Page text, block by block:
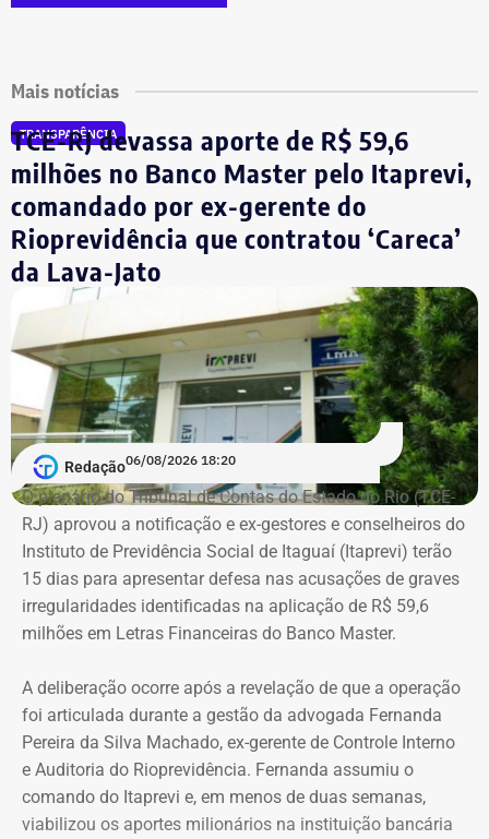
Mais notícias
TRANSPARÊNCIA
TCE-RJ devassa aporte de R$ 59,6
milhões no Banco Master pelo Itaprevi,
comandado por ex-gerente do
Rioprevidência que contratou ‘Careca’
da Lava-Jato
Redação06/08/2026 18:20
O plenário do Tribunal de Contas do Estado do Rio (TCE-
RJ) aprovou a notificação e ex-gestores e conselheiros do
Instituto de Previdência Social de Itaguaí (Itaprevi) terão
15 dias para apresentar defesa nas acusações de graves
irregularidades identificadas na aplicação de R$ 59,6
milhões em Letras Financeiras do Banco Master.
A deliberação ocorre após a revelação de que a operação
foi articulada durante a gestão da advogada Fernanda
Pereira da Silva Machado, ex-gerente de Controle Interno
e Auditoria do Rioprevidência. Fernanda assumiu o
comando do Itaprevi e, em menos de duas semanas,
viabilizou os aportes milionários na instituição bancária